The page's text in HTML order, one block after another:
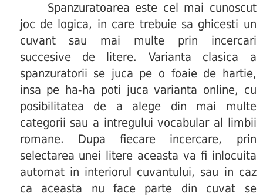
Spanzuratoarea este cel mai cunoscut
joc de logica, in care trebuie sa ghicesti un
cuvant sau mai multe prin incercari
succesive de litere. Varianta clasica a
spanzuratorii se juca pe o foaie de hartie,
insa pe ha-ha poti juca varianta online, cu
posibilitatea de a alege din mai multe
categorii sau a intregului vocabular al limbii
romane. Dupa fiecare incercare, prin
selectarea unei litere aceasta va fi inlocuita
automat in interiorul cuvantului, sau in caz
ca aceasta nu face parte din cuvat se